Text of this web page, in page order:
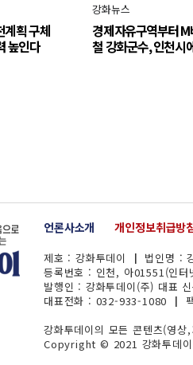
계획 구체
높인다
강화뉴스
경제자유구역부터
철 강화군수, 인천시
언론사소개 개인정보취급방
제호 : 강화투데이 ┃ 법인명 :
등록번호 : 인천, 아01551(인
발행인 : 강화투데이(주) 대표
대표전화 : 032-933-1080 ┃
강화투데이의 모든 콘텐츠(영
Copyright © 2021 강화투데